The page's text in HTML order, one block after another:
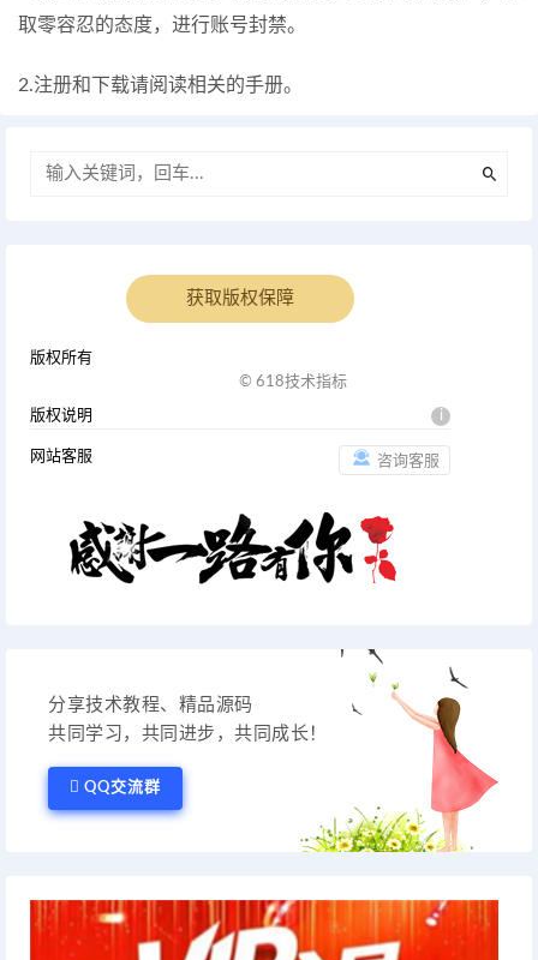
取零容忍的态度，进行账号封禁。
2.注册和下载请阅读相关的手册。
获取版权保障
版权所有
© 618技术指标
版权说明 i
网站客服 咨询客服
分享技术教程、精品源码
共同学习，共同进步，共同成长！
QQ交流群